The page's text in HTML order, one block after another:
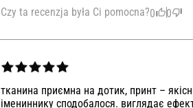
Czy ta recenzja była Ci pomocna?0 0
тканина приємна на дотик, принт –
імениннику сподобалося. виглядає